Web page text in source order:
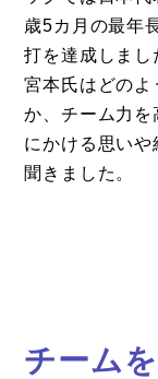
事例
歳5カ月の最年
打を達成しまし
宮本氏はどの
か、チーム力
にかける思い
聞きました。
チーム